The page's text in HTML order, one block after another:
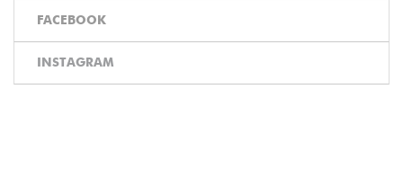
FACEBOOK
INSTAGRAM